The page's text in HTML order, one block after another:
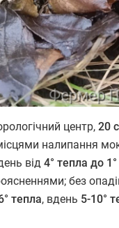
центр, 20
налипання
від 4° тепла до
без
тепла, вдень 5-10°